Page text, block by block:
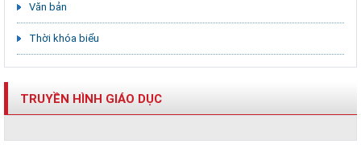
Văn bản
Thời khóa biểu
TRUYỀN HÌNH GIÁO DỤC